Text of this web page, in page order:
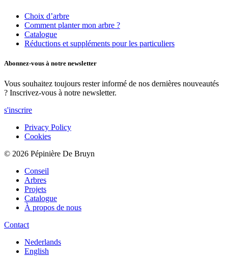
Choix d’arbre
Comment planter mon arbre ?
Catalogue
Réductions et suppléments pour les particuliers
Abonnez-vous à notre newsletter
Vous souhaitez toujours rester informé de nos dernières nouveautés
? Inscrivez-vous à notre newsletter.
s'inscrire
Privacy Policy
Cookies
© 2026 Pépinière De Bruyn
Conseil
Arbres
Projets
Catalogue
À propos de nous
Contact
Nederlands
English